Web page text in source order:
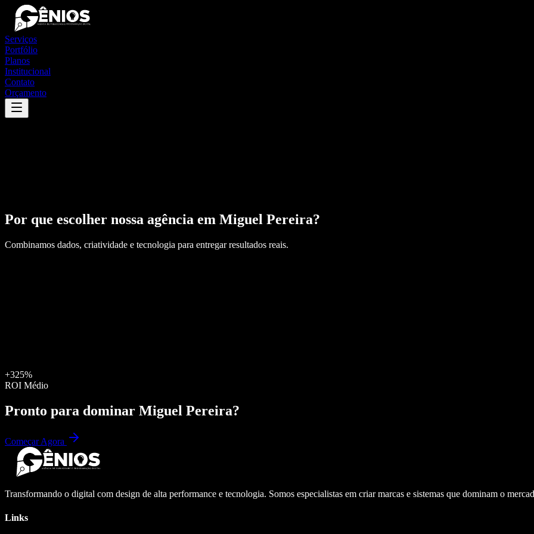
Serviços
Portfólio
Planos
Institucional
Contato
Orçamento
Por que escolher nossa agência em Miguel Pereira?
Combinamos dados, criatividade e tecnologia para entregar resultados reais.
+325%
ROI Médio
Pronto para dominar Miguel Pereira?
Começar Agora
Transformando o digital com design de alta performance e tecnologia. Somos especialistas em criar marcas e sistemas que dominam o
Links